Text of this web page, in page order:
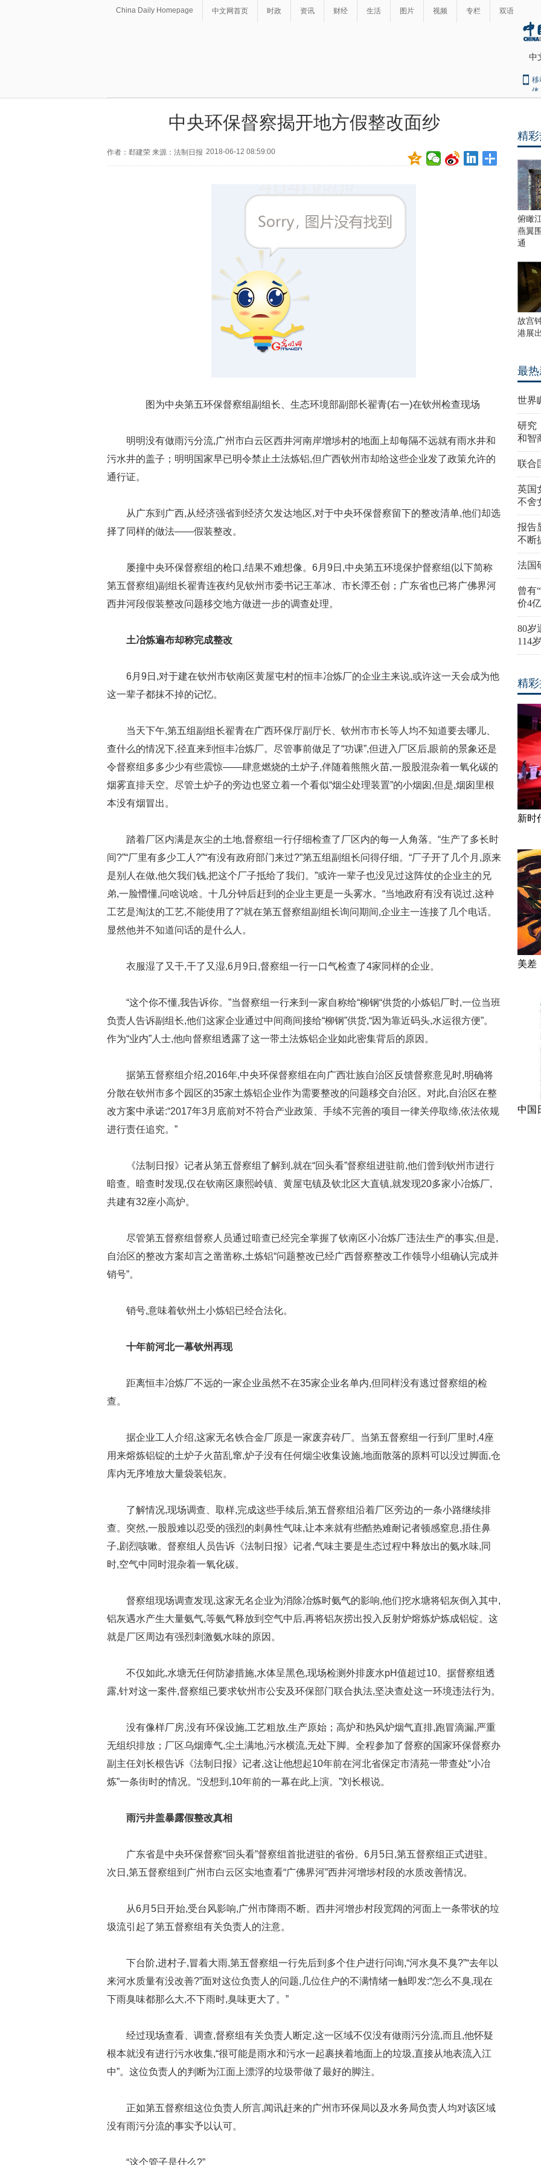
China Daily Homepage 中文网首页 时政 资讯 财经 生活 图片 视频 专栏 双语
中
移
体
中央环保督察揭开地方假整改面纱
作者：郄建荣 来源：法制日报 2018-06-12 08:59:00
图为中央第五环保督察组副组长、生态环境部副部长翟青(右一)在钦州检查现场
明明没有做雨污分流,广州市白云区西井河南岸增埗村的地面上却每隔不远就有雨水井和
污水井的盖子；明明国家早已明令禁止土法炼铝,但广西钦州市却给这些企业发了政策允许的
通行证。
从广东到广西,从经济强省到经济欠发达地区,对于中央环保督察留下的整改清单,他们却选
择了同样的做法——假装整改。
屡撞中央环保督察组的枪口,结果不难想像。6月9日,中央第五环境保护督察组(以下简称
第五督察组)副组长翟青连夜约见钦州市委书记王革冰、市长潭丕创；广东省也已将广佛界河
西井河段假装整改问题移交地方做进一步的调查处理。
土冶炼遍布却称完成整改
6月9日,对于建在钦州市钦南区黄屋屯村的恒丰冶炼厂的企业主来说,或许这一天会成为他
这一辈子都抹不掉的记忆。
当天下午,第五组副组长翟青在广西环保厅副厅长、钦州市市长等人均不知道要去哪儿、
查什么的情况下,径直来到恒丰冶炼厂。尽管事前做足了“功课”,但进入厂区后,眼前的景象还是
令督察组多多少少有些震惊——肆意燃烧的土炉子,伴随着熊熊火苗,一股股混杂着一氧化碳的
烟雾直排天空。尽管土炉子的旁边也竖立着一个看似“烟尘处理装置”的小烟囱,但是,烟囱里根
本没有烟冒出。
踏着厂区内满是灰尘的土地,督察组一行仔细检查了厂区内的每一人角落。“生产了多长时
间?”“厂里有多少工人?”“有没有政府部门来过?”第五组副组长问得仔细。“厂子开了几个月,原来
是别人在做,他欠我们钱,把这个厂子抵给了我们。”或许一辈子也没见过这阵仗的企业主的兄
弟,一脸懵懂,问啥说啥。十几分钟后赶到的企业主更是一头雾水。“当地政府有没有说过,这种
工艺是淘汰的工艺,不能使用了?”就在第五督察组副组长询问期间,企业主一连接了几个电话。
显然他并不知道问话的是什么人。
衣服湿了又干,干了又湿,6月9日,督察组一行一口气检查了4家同样的企业。
“这个你不懂,我告诉你。”当督察组一行来到一家自称给“柳钢“供货的小炼铝厂时,一位当班
负责人告诉副组长,他们这家企业通过中间商间接给“柳钢”供货,“因为靠近码头,水运很方便”。
作为“业内”人士,他向督察组透露了这一带土法炼铝企业如此密集背后的原因。
据第五督察组介绍,2016年,中央环保督察组在向广西壮族自治区反馈督察意见时,明确将
分散在钦州市多个园区的35家土炼铝企业作为需要整改的问题移交自治区。对此,自治区在整
改方案中承诺:“2017年3月底前对不符合产业政策、手续不完善的项目一律关停取缔,依法依规
进行责任追究。”
《法制日报》记者从第五督察组了解到,就在“回头看”督察组进驻前,他们曾到钦州市进行
暗查。暗查时发现,仅在钦南区康熙岭镇、黄屋屯镇及钦北区大直镇,就发现20多家小冶炼厂,
共建有32座小高炉。
尽管第五督察组督察人员通过暗查已经完全掌握了钦南区小冶炼厂违法生产的事实,但是,
自治区的整改方案却言之凿凿称,土炼铝“问题整改已经广西督察整改工作领导小组确认完成并
销号”。
销号,意味着钦州土小炼铝已经合法化。
十年前河北一幕钦州再现
距离恒丰冶炼厂不远的一家企业虽然不在35家企业名单内,但同样没有逃过督察组的检
查。
据企业工人介绍,这家无名铁合金厂原是一家废弃砖厂。当第五督察组一行到厂里时,4座
用来熔炼铝锭的土炉子火苗乱窜,炉子没有任何烟尘收集设施,地面散落的原料可以没过脚面,仓
库内无序堆放大量袋装铝灰。
了解情况,现场调查、取样,完成这些手续后,第五督察组沿着厂区旁边的一条小路继续排
查。突然,一股股难以忍受的强烈的刺鼻性气味,让本来就有些酷热难耐记者顿感窒息,捂住鼻
子,剧烈咳嗽。督察组人员告诉《法制日报》记者,气味主要是生态过程中释放出的氨水味,同
时,空气中同时混杂着一氧化碳。
督察组现场调查发现,这家无名企业为消除冶炼时氨气的影响,他们挖水塘将铝灰倒入其中,
铝灰遇水产生大量氨气,等氨气释放到空气中后,再将铝灰捞出投入反射炉熔炼炉炼成铝锭。这
就是厂区周边有强烈刺激氨水味的原因。
不仅如此,水塘无任何防渗措施,水体呈黑色,现场检测外排废水pH值超过10。据督察组透
露,针对这一案件,督察组已要求钦州市公安及环保部门联合执法,坚决查处这一环境违法行为。
没有像样厂房,没有环保设施,工艺粗放,生产原始；高炉和热风炉烟气直排,跑冒滴漏,严重
无组织排放；厂区乌烟瘴气,尘土满地,污水横流,无处下脚。全程参加了督察的国家环保督察办
副主任刘长根告诉《法制日报》记者,这让他想起10年前在河北省保定市清苑一带查处“小冶
炼”一条街时的情况。“没想到,10年前的一幕在此上演。”刘长根说。
雨污井盖暴露假整改真相
广东省是中央环保督察“回头看”督察组首批进驻的省份。6月5日,第五督察组正式进驻。
次日,第五督察组到广州市白云区实地查看“广佛界河”西井河增埗村段的水质改善情况。
从6月5日开始,受台风影响,广州市降雨不断。西井河增步村段宽阔的河面上一条带状的垃
圾流引起了第五督察组有关负责人的注意。
下台阶,进村子,冒着大雨,第五督察组一行先后到多个住户进行问询,“河水臭不臭?”“去年以
来河水质量有没改善?”面对这位负责人的问题,几位住户的不满情绪一触即发:“怎么不臭,现在
下雨臭味都那么大,不下雨时,臭味更大了。”
经过现场查看、调查,督察组有关负责人断定,这一区域不仅没有做雨污分流,而且,他怀疑
根本就没有进行污水收集,“很可能是雨水和污水一起裹挟着地面上的垃圾,直接从地表流入江
中”。这位负责人的判断为江面上漂浮的垃圾带做了最好的脚注。
正如第五督察组这位负责人所言,闻讯赶来的广州市环保局以及水务局负责人均对该区域
没有雨污分流的事实予以认可。
“这个管子是什么?”
精
俯瞰
燕翼
通
故宫
港展
最
世界
研究
和智
联合
英国
不舍
报告
不断
法国
曾有
价4亿
80岁
114
精
新时
美差
中国